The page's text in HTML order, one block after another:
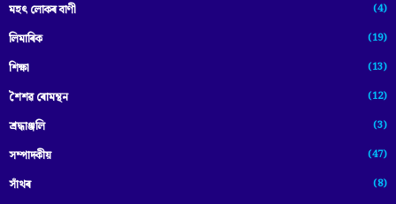
মহৎ লোকৰ বাণী (4)
লিমাৰিক (19)
শিক্ষা (13)
শৈশৱ ৰোমন্থন (12)
শ্ৰদ্ধাঞ্জলি (3)
সম্পাদকীয় (47)
সাঁথৰ (8)